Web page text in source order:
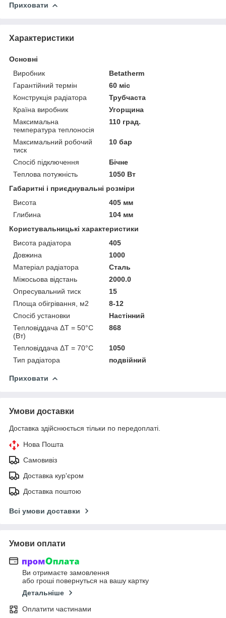
Приховати
Характеристики
Основні
Виробник
Betatherm
Гарантійний термін
60 міс
Конструкція радіатора
Трубчаста
Країна виробник
Угорщина
Максимальна
температура теплоносія
110 град.
Максимальний робочий
тиск
10 бар
Спосіб підключення
Бічне
Теплова потужність
1050 Вт
Габаритні і приєднувальні розміри
Висота
405 мм
Глибина
104 мм
Користувальницькі характеристики
Висота радіатора
405
Довжина
1000
Матеріал радіатора
Сталь
Міжосьова відстань
2000.0
Опресувальний тиск
15
Площа обігрівання, м2
8-12
Спосіб установки
Настінний
Тепловіддача ΔT = 50°C
(Вт)
868
Тепловіддача ΔT = 70°C
1050
Тип радіатора
подвійний
Приховати
Умови доставки
Доставка здійснюється тільки по передоплаті.
Нова Пошта
Самовивіз
Доставка кур'єром
Доставка поштою
Всі умови доставки
Умови оплати
Ви отримаєте замовлення
або гроші повернуться на вашу картку
Детальніше
Оплатити частинами